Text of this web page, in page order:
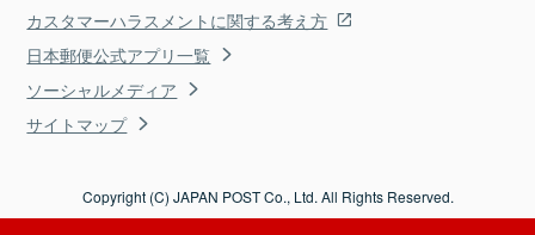
カスタマーハラスメントに関する考え方
日本郵便公式アプリ一覧
ソーシャルメディア
サイトマップ
Copyright (C) JAPAN POST Co., Ltd. All Rights Reserved.